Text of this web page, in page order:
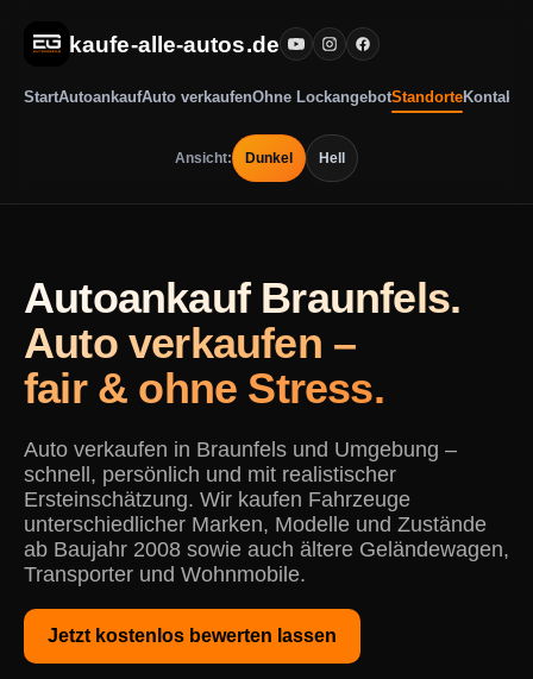
kaufe-alle-autos.de
StartAutoankaufAuto verkaufenOhne LockangebotStandorteKontakt
Ansicht: Dunkel Hell
Autoankauf Braunfels.
Auto verkaufen –
fair & ohne Stress.
Auto verkaufen in Braunfels und Umgebung –
schnell, persönlich und mit realistischer
Ersteinschätzung. Wir kaufen Fahrzeuge
unterschiedlicher Marken, Modelle und Zustände
ab Baujahr 2008 sowie auch ältere Geländewagen,
Transporter und Wohnmobile.
Jetzt kostenlos bewerten lassen